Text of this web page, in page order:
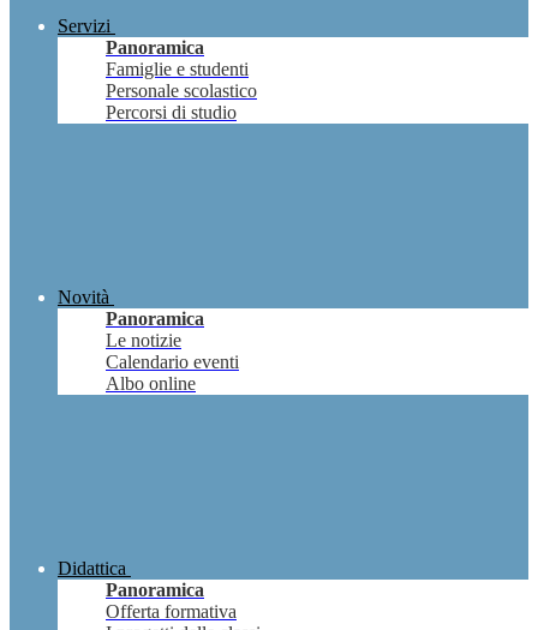
Servizi
Panoramica
Famiglie e studenti
Personale scolastico
Percorsi di studio
Novità
Panoramica
Le notizie
Calendario eventi
Albo online
Didattica
Panoramica
Offerta formativa